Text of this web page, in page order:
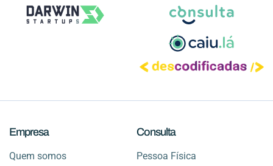
Empresa
Quem somos
Consulta
Pessoa Física